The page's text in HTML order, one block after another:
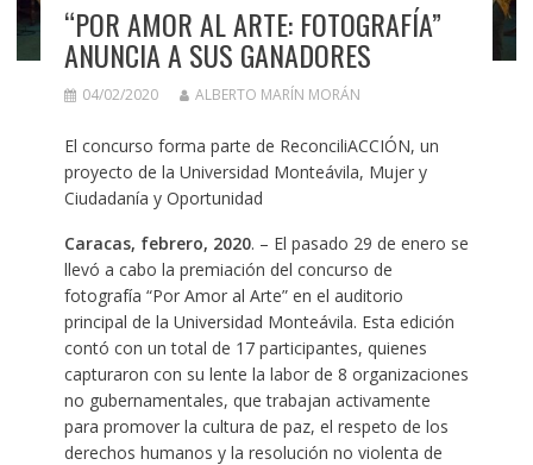
“POR AMOR AL ARTE: FOTOGRAFÍA”
ANUNCIA A SUS GANADORES
04/02/2020 ALBERTO MARÍN MORÁN
El concurso forma parte de ReconciliACCIÓN, un
proyecto de la Universidad Monteávila, Mujer y
Ciudadanía y Oportunidad
Caracas, febrero, 2020. – El pasado 29 de enero se
llevó a cabo la premiación del concurso de
fotografía “Por Amor al Arte” en el auditorio
principal de la Universidad Monteávila. Esta edición
contó con un total de 17 participantes, quienes
capturaron con su lente la labor de 8 organizaciones
no gubernamentales, que trabajan activamente
para promover la cultura de paz, el respeto de los
derechos humanos y la resolución no violenta de